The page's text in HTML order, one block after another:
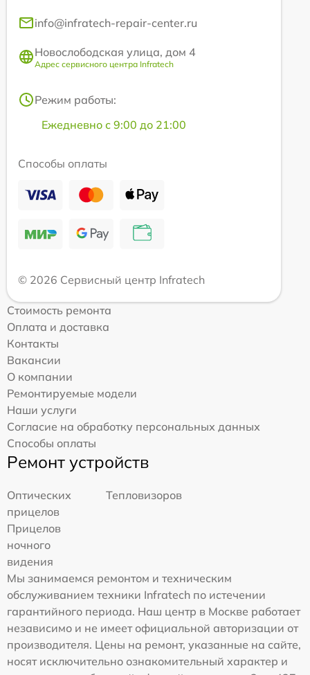
info@infratech-repair-center.ru
Новослободская улица, дом 4
Адрес сервисного центра Infratech
Режим работы:
Ежедневно с 9:00 до 21:00
Способы оплаты
© 2026 Сервисный центр Infratech
Стоимость ремонта
Оплата и доставка
Контакты
Вакансии
О компании
Ремонтируемые модели
Наши услуги
Согласие на обработку персональных данных
Способы оплаты
Ремонт устройств
Оптических
прицелов
Тепловизоров
Прицелов
ночного
видения
Мы занимаемся ремонтом и техническим
обслуживанием техники Infratech по истечении
гарантийного периода. Наш центр в Москве работает
независимо и не имеет официальной авторизации от
производителя. Цены на ремонт, указанные на сайте,
носят исключительно ознакомительный характер и